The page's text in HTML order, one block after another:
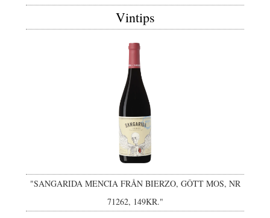
Vintips
"SANGARIDA MENCIA FRÅN BIERZO, GÔTT MOS, NR
71262, 149KR."